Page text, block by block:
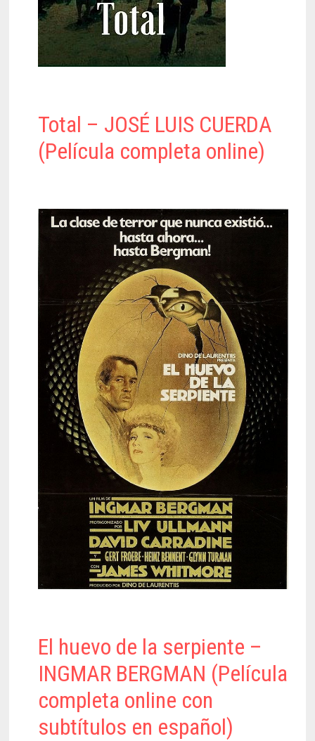
Total – JOSÉ LUIS CUERDA
(Película completa online)
El huevo de la serpiente –
INGMAR BERGMAN (Película
completa online con
subtítulos en español)